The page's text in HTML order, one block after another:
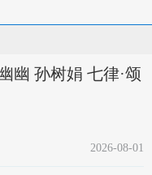
幽 孙树娟 七律·颂
2026-08-01